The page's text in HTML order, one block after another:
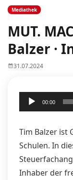
Mediathek
MUT.
Balzer ·
31.07.2024
Audio-
Player
00:00
Tim Balzer ist
Schulen. In
Inhaber der